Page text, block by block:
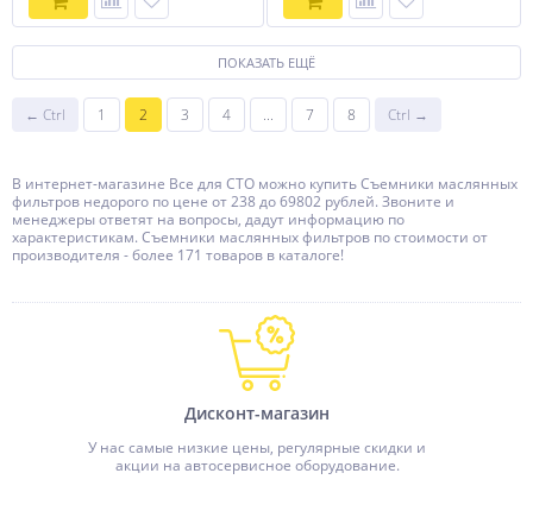
ПОКАЗАТЬ ЕЩЁ
← Ctrl 1 2 3 4 ... 7 8 Ctrl →
В интернет-магазине Все для СТО можно купить Съемники маслянных
фильтров недорого по цене от 238 до 69802 рублей. Звоните и
менеджеры ответят на вопросы, дадут информацию по
характеристикам. Съемники маслянных фильтров по стоимости от
производителя - более 171 товаров в каталоге!
Дисконт-магазин
У нас самые низкие цены, регулярные скидки и
акции на автосервисное оборудование.